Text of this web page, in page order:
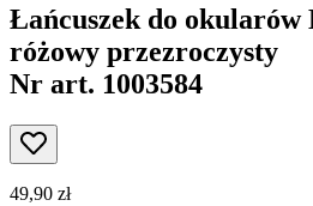
Łańcuszek do okularów
różowy przezroczysty
Nr art. 1003584
49,90 zł